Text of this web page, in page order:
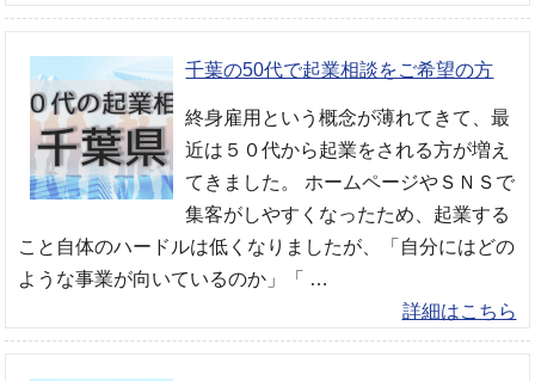
千葉の50代で起業相談をご希望の方
終身雇用という概念が薄れてきて、最
近は５０代から起業をされる方が増え
てきました。 ホームページやＳＮＳで
集客がしやすくなったため、起業する
こと自体のハードルは低くなりましたが、「自分にはどの
ような事業が向いているのか」「 …
詳細はこちら